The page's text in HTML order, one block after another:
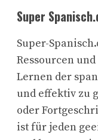
Super
Super-
Ressourcen
Lernen der
und effektiv zu
oder
ist für jeden